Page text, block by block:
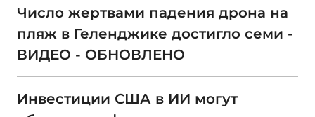
Число жертвами падения дрона на
пляж в Геленджике достигло семи -
ВИДЕО - ОБНОВЛЕНО
Инвестиции США в ИИ могут